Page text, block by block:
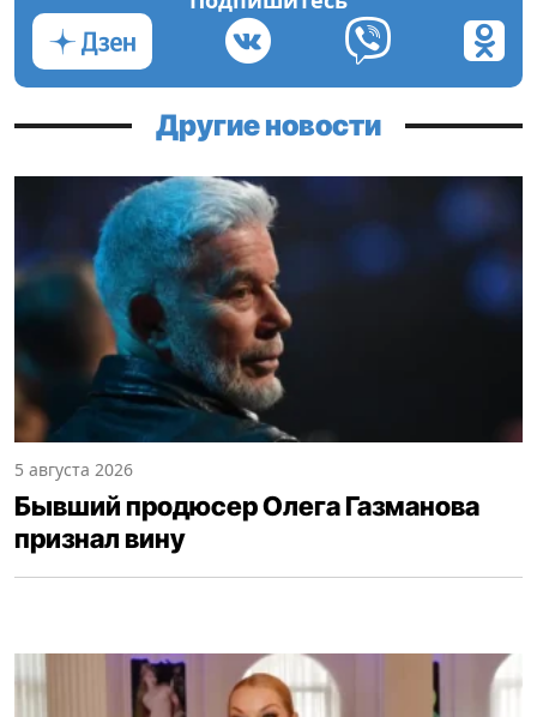
Другие новости
5 августа 2026
Бывший продюсер Олега Газманова
признал вину